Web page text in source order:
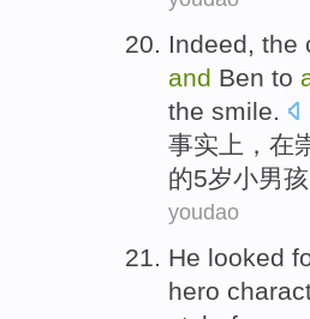
Indeed, the
and Ben to
the smile.
事实上 ， 在
的5岁小男孩
youdao
He looked
hero